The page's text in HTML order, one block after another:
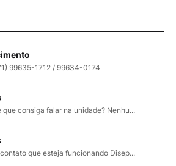
99635-1712 / 99634-0174
que consiga falar na unidade? Nenhu...
que esteja funcionando Disep...